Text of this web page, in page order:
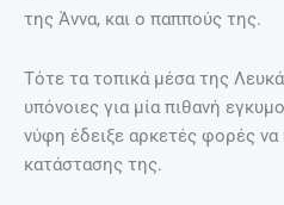
της Άννα, και ο παππούς της.
Τότε τα τοπικά μέσα της
υπόνοιες για μία πιθανή
νύφη έδειξε αρκετές φορές
κατάστασης της.